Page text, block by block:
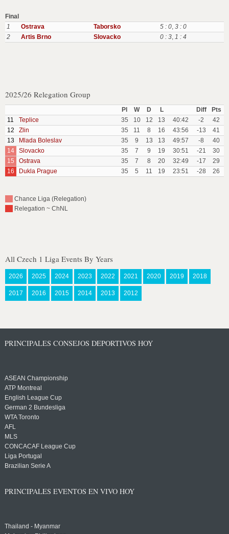
Final
1
Ostrava Taborsko 5 : 0, 3 : 0
2
Artis Brno Slovacko 0 : 3, 1 : 4
2025/26 Relegation Group
Pl W D L Diff
Pts
11
Teplice 35 10 12 13 40:42 -2
42
12
Zlin 35 11 8 16 43:56 -13
41
13
Mlada Boleslav 35 9 13 13 49:57 -8
40
14
Slovacko 35 7 9 19 30:51 -21
30
15
Ostrava 35 7 8 20 32:49 -17
29
16
Dukla Prague 35 5 11 19 23:51 -28 26
Chance Liga (Relegation)
Relegation ~ ChNL
All Czech 1 Liga Events By Years
2026 2025 2024 2023 2022 2021 2020 2019 2018
2017 2016 2015 2014 2013 2012
PRINCIPALES CONSEJOS DEPORTIVOS HOY
ASEAN Championship
ATP Montreal
English League Cup
German 2 Bundesliga
WTA Toronto
AFL
MLS
CONCACAF League Cup
Liga Portugal
Brazilian Serie A
PRINCIPALES EVENTOS EN VIVO HOY
Thailand - Myanmar